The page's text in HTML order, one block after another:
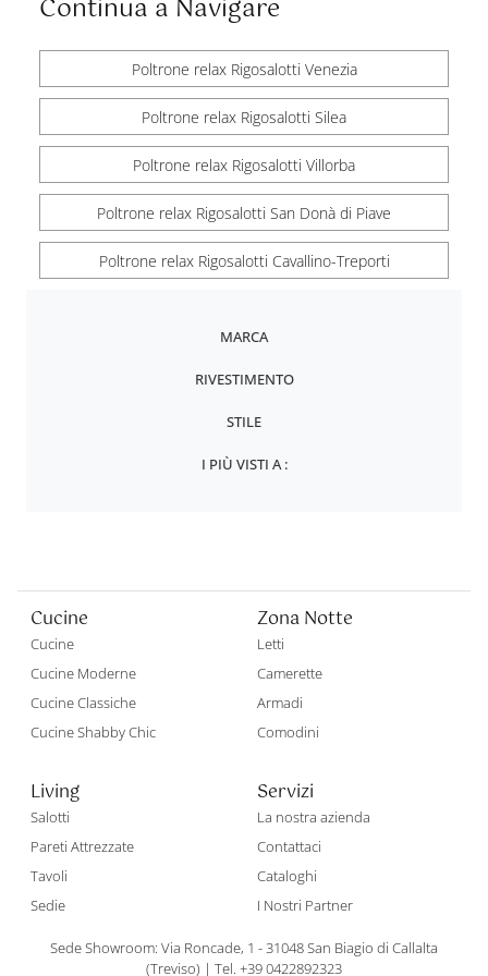
Continua a Navigare
Poltrone relax Rigosalotti Venezia
Poltrone relax Rigosalotti Silea
Poltrone relax Rigosalotti Villorba
Poltrone relax Rigosalotti San Donà di Piave
Poltrone relax Rigosalotti Cavallino-Treporti
MARCA
RIVESTIMENTO
STILE
I PIÙ VISTI A :
Cucine
Cucine
Cucine Moderne
Cucine Classiche
Cucine Shabby Chic
Zona Notte
Letti
Camerette
Armadi
Comodini
Living
Salotti
Pareti Attrezzate
Tavoli
Sedie
Servizi
La nostra azienda
Contattaci
Cataloghi
I Nostri Partner
Sede Showroom: Via Roncade, 1 - 31048 San Biagio di Callalta
(Treviso) | Tel. +39 0422892323